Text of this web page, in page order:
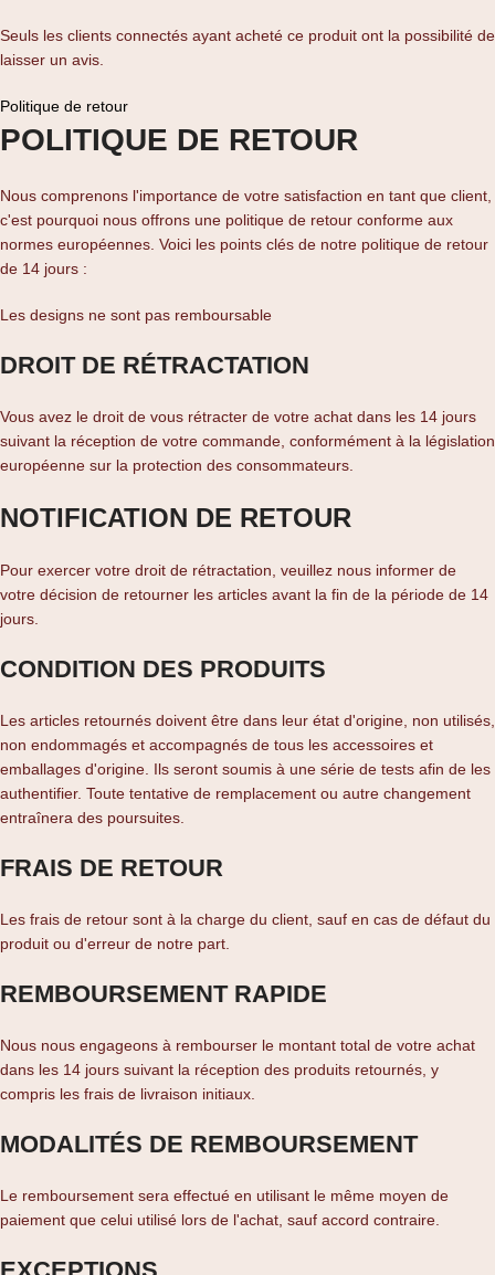
Seuls les clients connectés ayant acheté ce produit ont la possibilité de
laisser un avis.
Politique de retour
POLITIQUE DE RETOUR
Nous comprenons l'importance de votre satisfaction en tant que client,
c'est pourquoi nous offrons une politique de retour conforme aux
normes européennes. Voici les points clés de notre politique de retour
de 14 jours :
Les designs ne sont pas remboursable
DROIT DE RÉTRACTATION
Vous avez le droit de vous rétracter de votre achat dans les 14 jours
suivant la réception de votre commande, conformément à la législation
européenne sur la protection des consommateurs.
NOTIFICATION DE RETOUR
Pour exercer votre droit de rétractation, veuillez nous informer de
votre décision de retourner les articles avant la fin de la période de 14
jours.
CONDITION DES PRODUITS
Les articles retournés doivent être dans leur état d'origine, non utilisés,
non endommagés et accompagnés de tous les accessoires et
emballages d'origine. Ils seront soumis à une série de tests afin de les
authentifier. Toute tentative de remplacement ou autre changement
entraînera des poursuites.
FRAIS DE RETOUR
Les frais de retour sont à la charge du client, sauf en cas de défaut du
produit ou d'erreur de notre part.
REMBOURSEMENT RAPIDE
Nous nous engageons à rembourser le montant total de votre achat
dans les 14 jours suivant la réception des produits retournés, y
compris les frais de livraison initiaux.
MODALITÉS DE REMBOURSEMENT
Le remboursement sera effectué en utilisant le même moyen de
paiement que celui utilisé lors de l'achat, sauf accord contraire.